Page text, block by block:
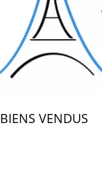
BIENS VENDUS